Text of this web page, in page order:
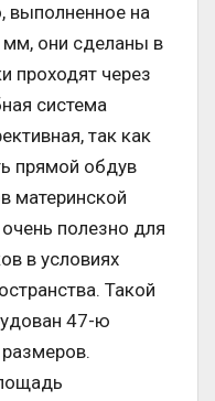
выполненное на
они сделаны в
проходят через
система
так как
прямой обдув
материнской
полезно для
в условиях
Такой
47-ю